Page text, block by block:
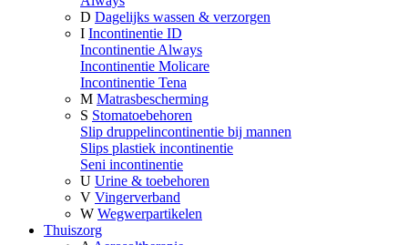
D Dagelijks wassen & verzorgen
I Incontinentie ID
Incontinentie Always
Incontinentie Molicare
Incontinentie Tena
M Matrasbescherming
S Stomatoebehoren
Slip druppelincontinentie bij mannen
Slips plastiek incontinentie
Seni incontinentie
U Urine & toebehoren
V Vingerverband
W Wegwerpartikelen
Thuiszorg